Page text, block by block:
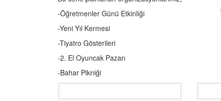
-Öğretmenler Günü Etkinliği
-Yeni Yıl Kermesi
-Tiyatro Gösterileri
-2. El Oyuncak Pazarı
-Bahar Pikniği